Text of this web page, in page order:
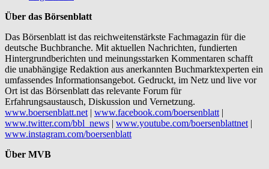
Über das Börsenblatt
Das Börsenblatt ist das reichweitenstärkste Fachmagazin für die
deutsche Buchbranche. Mit aktuellen Nachrichten, fundierten
Hintergrundberichten und meinungsstarken Kommentaren schafft
die unabhängige Redaktion aus anerkannten Buchmarktexperten ein
umfassendes Informationsangebot. Gedruckt, im Netz und live vor
Ort ist das Börsenblatt das relevante Forum für
Erfahrungsaustausch, Diskussion und Vernetzung.
www.boersenblatt.net | www.facebook.com/boersenblatt |
www.twitter.com/bbl_news | www.youtube.com/boersenblattnet |
www.instagram.com/boersenblatt
Über MVB